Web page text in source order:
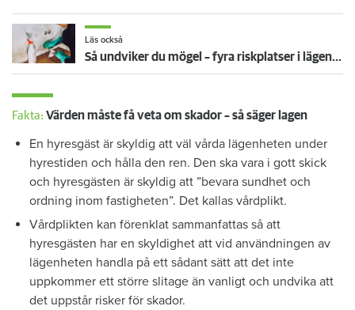
Läs också
Så undviker du mögel – fyra riskplatser i lägenheten: ”Måste städa bort”
Fakta: Värden måste få veta om skador – så säger lagen
En hyresgäst är skyldig att väl vårda lägenheten under
hyrestiden och hålla den ren. Den ska vara i gott skick
och hyresgästen är skyldig att ”bevara sundhet och
ordning inom fastigheten”. Det kallas vårdplikt.
Vårdplikten kan förenklat sammanfattas så att
hyresgästen har en skyldighet att vid användningen av
lägenheten handla på ett sådant sätt att det inte
uppkommer ett större slitage än vanligt och undvika att
det uppstår risker för skador.